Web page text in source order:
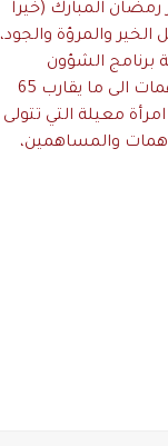
المبارك (خيراً
والمرؤة والجود،
برنامج الشؤون
الاجتماعية من خلال دعمكم حيث وصل إجمالي المساهمات الى ما يقارب 65
ألف دولار أمريكي استفادت منها 1779 عائلة منهم 217 امرأة معيلة التي تتولى
من خلال 173 من المساهمات والمساهمين،